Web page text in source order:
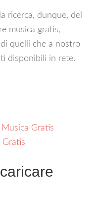
ricerca, dunque, del
musica gratis,
quelli che a nostro
disponibili in rete.
Musica Gratis
Gratis